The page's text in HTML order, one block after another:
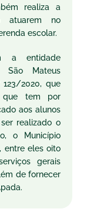
realiza a
atuarem no
escolar.
a entidade
São Mateus
2020, que
que tem por
aos alunos
realizado o
o Município
entre eles oito
gerais
de fornecer